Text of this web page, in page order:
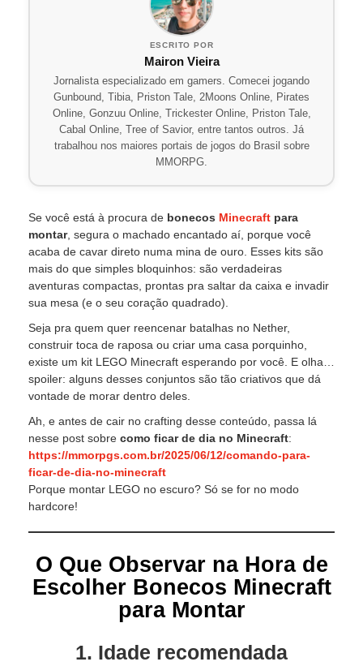
ESCRITO POR
Mairon Vieira
Jornalista especializado em gamers. Comecei jogando
Gunbound, Tibia, Priston Tale, 2Moons Online, Pirates
Online, Gonzuu Online, Trickester Online, Priston Tale,
Cabal Online, Tree of Savior, entre tantos outros. Já
trabalhou nos maiores portais de jogos do Brasil sobre
MMORPG.
Se você está à procura de bonecos Minecraft para
montar, segura o machado encantado aí, porque você
acaba de cavar direto numa mina de ouro. Esses kits são
mais do que simples bloquinhos: são verdadeiras
aventuras compactas, prontas pra saltar da caixa e invadir
sua mesa (e o seu coração quadrado).
Seja pra quem quer reencenar batalhas no Nether,
construir toca de raposa ou criar uma casa porquinho,
existe um kit LEGO Minecraft esperando por você. E olha…
spoiler: alguns desses conjuntos são tão criativos que dá
vontade de morar dentro deles.
Ah, e antes de cair no crafting desse conteúdo, passa lá
nesse post sobre como ficar de dia no Minecraft:
https://mmorpgs.com.br/2025/06/12/comando-para-
ficar-de-dia-no-minecraft
Porque montar LEGO no escuro? Só se for no modo
hardcore!
O Que Observar na Hora de
Escolher Bonecos Minecraft
para Montar
1. Idade recomendada